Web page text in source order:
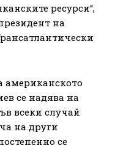
ресурси“,
на
американското
се надява на
всеки случай
на други
се